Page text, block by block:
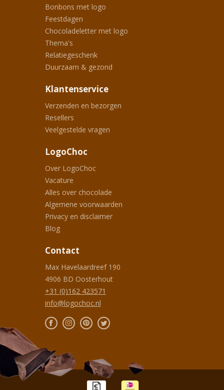
Bonbons met logo
Feestdagen
Chocoladeletter met logo
Thema's
Relatiegeschenk
Duurzaam & gezond
Klantenservice
Verzenden en bezorgen
Resellers
Veelgestelde vragen
LogoChoc
Over LogoChoc
Vacature
Alles over chocolade
Algemene voorwaarden
Privacy en disclaimer
Blog
Contact
Max Havelaardreef 190
4906 BD Oosterhout
+31 (0)162 423571
info@logochoc.nl